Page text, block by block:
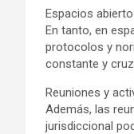
Espacios
En tanto, en
protocolos y
constante y
Reuniones y
Además, las
jurisdiccional